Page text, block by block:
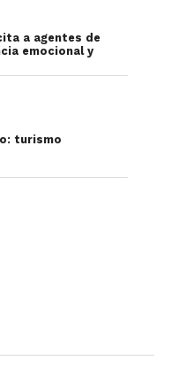
a agentes de
emocional y
turismo